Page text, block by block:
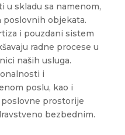
u skladu sa namenom,
objekata.
i pouzdani sistem
radne procese u
naših usluga.
i
poslu, kao i
prostorije
bezbednim.